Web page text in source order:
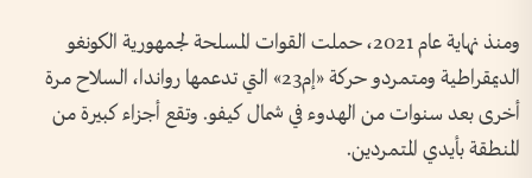
ومنذ نهاية عام 2021، حملت القوات المسلحة لجمهورية الكونغو
الديمقراطية ومتمردو حركة «إم23» التي تدعمها رواندا، السلاح مرة
أخرى بعد سنوات من الهدوء في شمال كيفو. وتقع أجزاء كبيرة من
المنطقة بأيدي المتمردين.